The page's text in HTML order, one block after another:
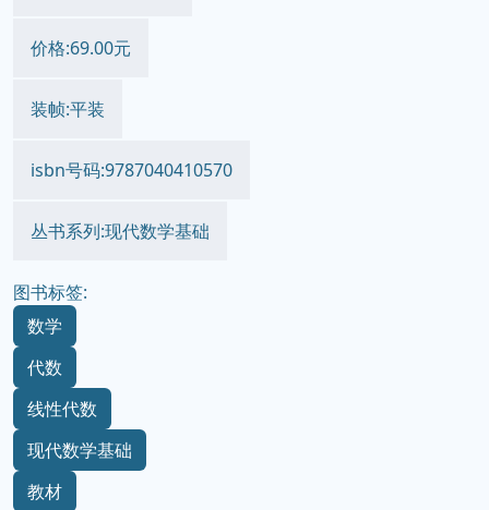
价格:69.00元
装帧:平装
isbn号码:9787040410570
丛书系列:现代数学基础
图书标签:
数学
代数
线性代数
现代数学基础
教材